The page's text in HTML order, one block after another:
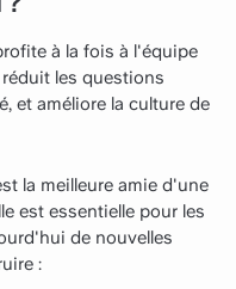
à la fois à l'équipe
les questions
et améliore la culture de
la meilleure amie d'une
est essentielle pour les
de nouvelles
: